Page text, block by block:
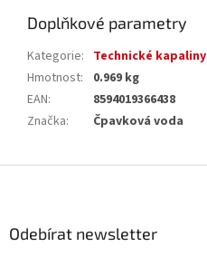
Doplňkové parametry
Kategorie: Technické kapaliny
Hmotnost:
0.969 kg
EAN:
8594019366438
Značka: Čpavková voda
Odebírat newsletter